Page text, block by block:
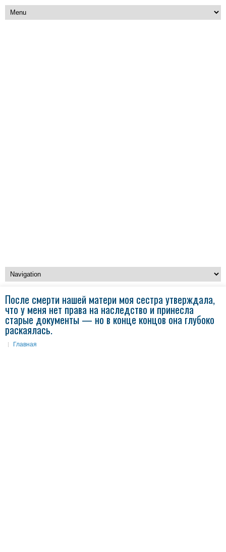
После смерти нашей матери моя сестра утверждала,
что у меня нет права на наследство и принесла
старые документы — но в конце концов она глубоко
раскаялась.
Главная